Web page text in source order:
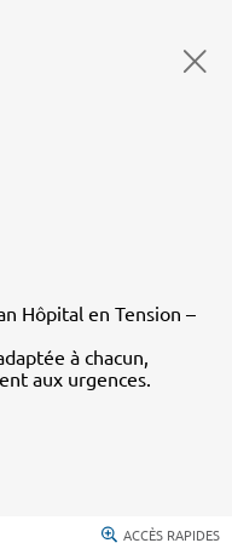
Hôpital en Tension –
à chacun,
aux urgences.
ACCÈS RAPIDES